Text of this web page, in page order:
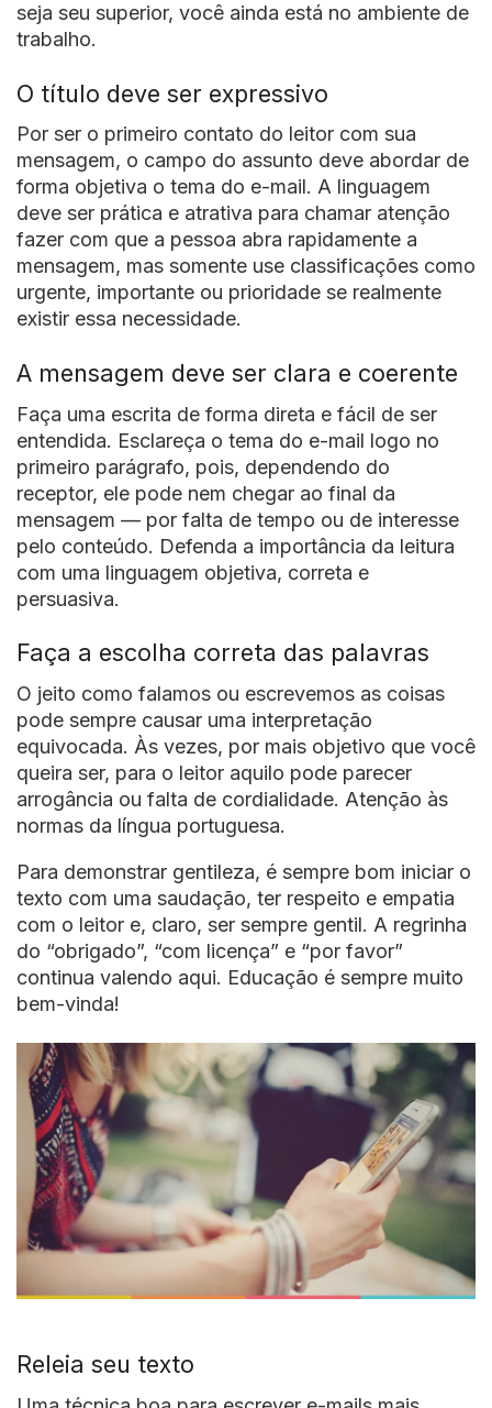
seja seu superior, você ainda está no ambiente de
trabalho.
O título deve ser expressivo
Por ser o primeiro contato do leitor com sua
mensagem, o campo do assunto deve abordar de
forma objetiva o tema do e-mail. A linguagem
deve ser prática e atrativa para chamar atenção
fazer com que a pessoa abra rapidamente a
mensagem, mas somente use classificações como
urgente, importante ou prioridade se realmente
existir essa necessidade.
A mensagem deve ser clara e coerente
Faça uma escrita de forma direta e fácil de ser
entendida. Esclareça o tema do e-mail logo no
primeiro parágrafo, pois, dependendo do
receptor, ele pode nem chegar ao final da
mensagem — por falta de tempo ou de interesse
pelo conteúdo. Defenda a importância da leitura
com uma linguagem objetiva, correta e
persuasiva.
Faça a escolha correta das palavras
O jeito como falamos ou escrevemos as coisas
pode sempre causar uma interpretação
equivocada. Às vezes, por mais objetivo que você
queira ser, para o leitor aquilo pode parecer
arrogância ou falta de cordialidade. Atenção às
normas da língua portuguesa.
Para demonstrar gentileza, é sempre bom iniciar o
texto com uma saudação, ter respeito e empatia
com o leitor e, claro, ser sempre gentil. A regrinha
do “obrigado”, “com licença” e “por favor”
continua valendo aqui. Educação é sempre muito
bem-vinda!
Releia seu texto